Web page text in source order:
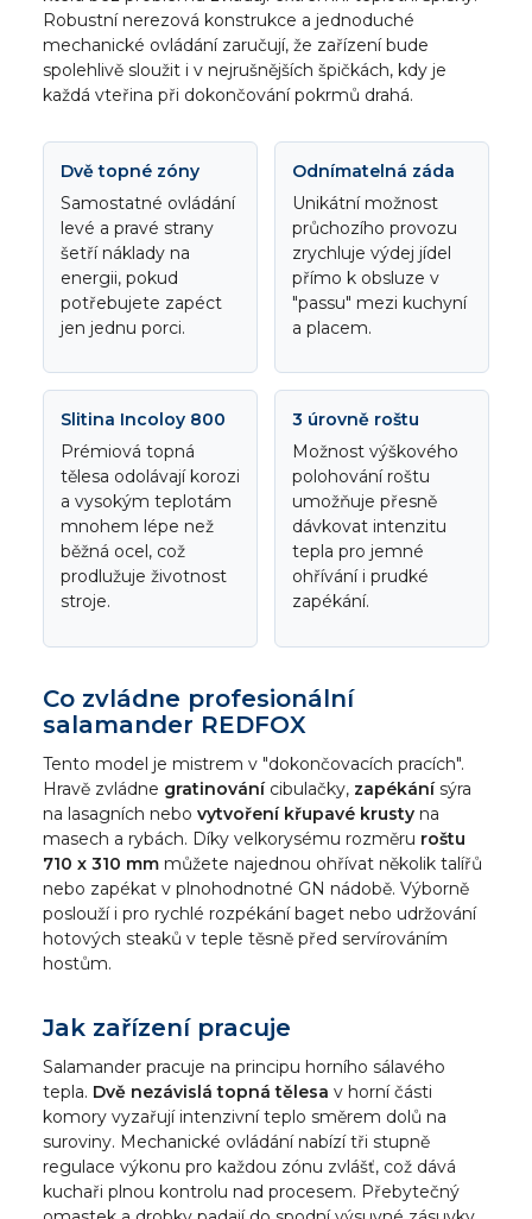
Robustní nerezová konstrukce a jednoduché
mechanické ovládání zaručují, že zařízení bude
spolehlivě sloužit i v nejrušnějších špičkách, kdy je
každá vteřina při dokončování pokrmů drahá.
Dvě topné zóny
Samostatné ovládání
levé a pravé strany
šetří náklady na
energii, pokud
potřebujete zapéct
jen jednu porci.
Odnímatelná záda
Unikátní možnost
průchozího provozu
zrychluje výdej jídel
přímo k obsluze v
"passu" mezi kuchyní
a placem.
Slitina Incoloy 800
Prémiová topná
tělesa odolávají korozi
a vysokým teplotám
mnohem lépe než
běžná ocel, což
prodlužuje životnost
stroje.
3 úrovně roštu
Možnost výškového
polohování roštu
umožňuje přesně
dávkovat intenzitu
tepla pro jemné
ohřívání i prudké
zapékání.
Co zvládne profesionální
salamander REDFOX
Tento model je mistrem v "dokončovacích pracích".
Hravě zvládne gratinovánícibulačky, zapékánísýra
na lasagních nebo vytvoření křupavé krusty na
masech a rybách. Díky velkorysému rozměru roštu
710 x 310 mm můžete najednou ohřívat několik talířů
nebo zapékat v plnohodnotné GN nádobě. Výborně
poslouží i pro rychlé rozpékání baget nebo udržování
hotových steaků v teple těsně před servírováním
hostům.
Jak zařízení pracuje
Salamander pracuje na principu horního sálavého
tepla. Dvě nezávislá topná tělesa v horní části
komory vyzařují intenzivní teplo směrem dolů na
suroviny. Mechanické ovládání nabízí tři stupně
regulace výkonu pro každou zónu zvlášť, což dává
kuchaři plnou kontrolu nad procesem. Přebytečný